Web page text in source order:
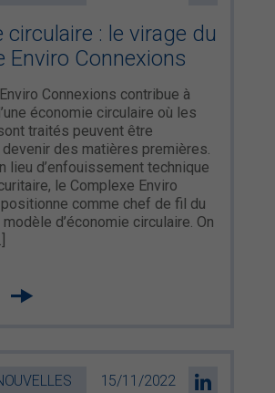
circulaire : le virage du
Enviro Connexions
Connexions contribue à
économie circulaire où les
traités peuvent être
des matières premières.
lieu d’enfouissement technique
le Complexe Enviro
comme chef de fil du
d’économie circulaire. On
15/11/2022